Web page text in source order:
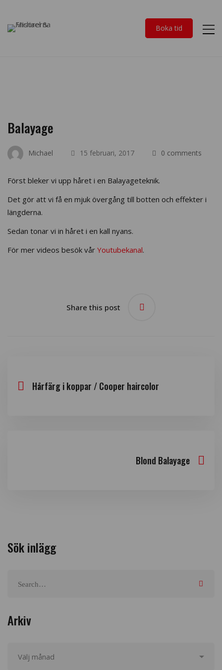
Boka tid
Balayage
Michael 15 februari, 2017 0 comments
Först bleker vi upp håret i en Balayageteknik.
Det gör att vi få en mjuk övergång till botten och effekter i
längderna.
Sedan tonar vi in håret i en kall nyans.
För mer videos besök vår Youtubekanal.
Share this post
Hårfärg i koppar / Cooper haircolor
Blond Balayage
Sök inlägg
Arkiv